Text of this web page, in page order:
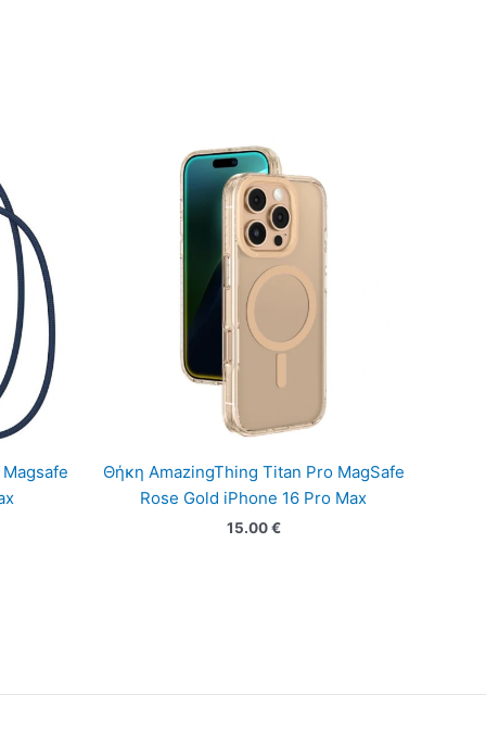
Θήκη AmazingThing Titan Pro MagSafe
Rose Gold iPhone 16 Pro Max
15.00€